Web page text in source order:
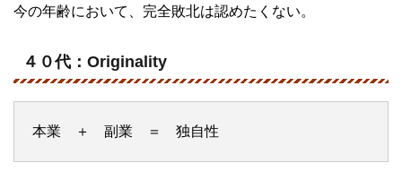
今の年齢において、完全敗北は認めたくない。
４０代：Originality
本業 ＋ 副業 ＝ 独自性